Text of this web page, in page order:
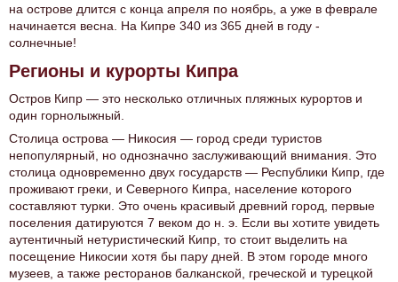
на острове длится с конца апреля по ноябрь, а уже в феврале
начинается весна. На Кипре 340 из 365 дней в году -
солнечные!
Регионы и курорты Кипра
Остров Кипр — это несколько отличных пляжных курортов и
один горнолыжный.
Столица острова — Никосия — город среди туристов
непопулярный, но однозначно заслуживающий внимания. Это
столица одновременно двух государств — Республики Кипр, где
проживают греки, и Северного Кипра, население которого
составляют турки. Это очень красивый древний город, первые
поселения датируются 7 веком до н. э. Если вы хотите увидеть
аутентичный нетуристический Кипр, то стоит выделить на
посещение Никосии хотя бы пару дней. В этом городе много
музеев, а также ресторанов балканской, греческой и турецкой